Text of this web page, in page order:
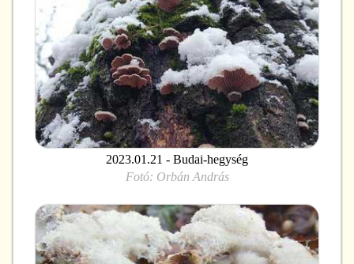
2023.01.21 - Budai-hegység
Fotó: Orbán András